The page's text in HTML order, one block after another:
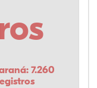
7.260